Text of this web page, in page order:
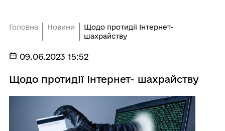
Головна Новини
Щодо протидії Інтернет-
шахрайству
09.06.2023 15:52
Щодо протидії Інтернет- шахрайству